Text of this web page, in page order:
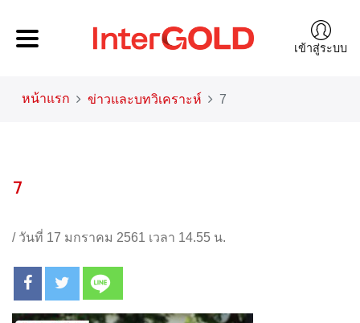
เข้าสู่ระบบ
หน้าแรก ข่าวและบทวิเคราะห์ 7
7
/ วันที่ 17 มกราคม 2561 เวลา 14.55 น.